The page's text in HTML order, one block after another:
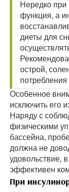
Нередко при
функция, а
диеты для
острой,
Особенное
исключить его
Наряду с
физическими
бассейна,
должна не
удовольствие,
эффективен
При